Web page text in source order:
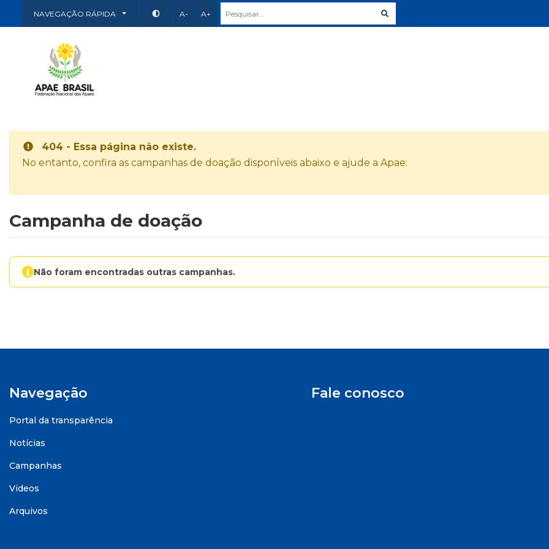
NAVEGAÇÃO RÁPIDA A- A+
404 - Essa página não existe.
No entanto, confira as campanhas de doação disponíveis abaixo e ajude a Apae:
Campanha de doação
Não foram encontradas outras campanhas.
Navegação
Portal da transparência
Notícias
Campanhas
Videos
Arquivos
Fale conosco